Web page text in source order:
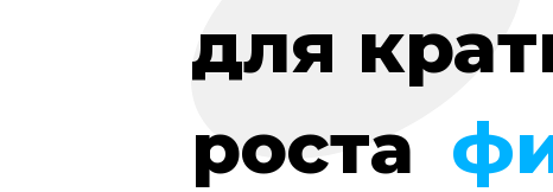
для
роста